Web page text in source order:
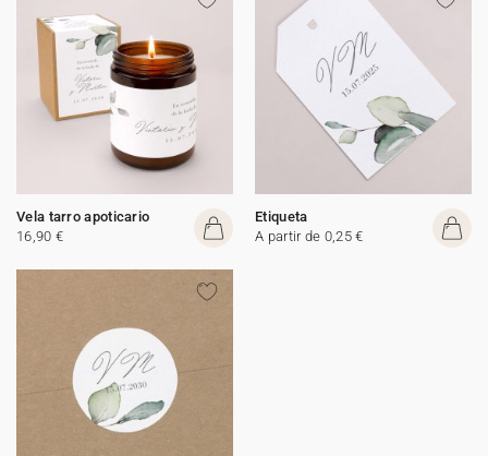
Vela tarro apoticario
16,90 €
Etiqueta
A partir de 0,25 €